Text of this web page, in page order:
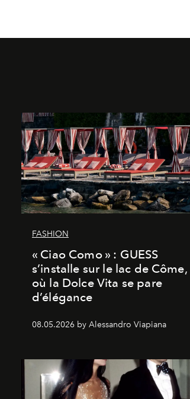
FASHION
« Ciao Como » : GUESS
s’installe sur le lac de Côme,
où la Dolce Vita se pare
d’élégance
08.05.2026 by Alessandro Viapiana